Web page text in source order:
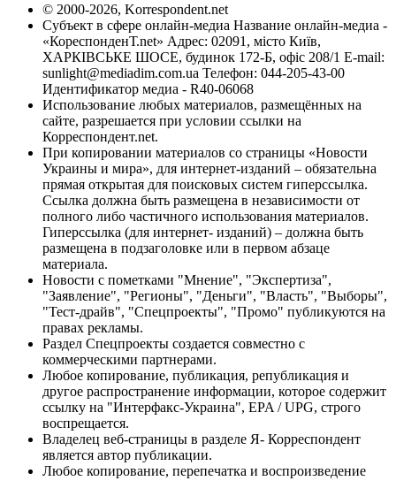
© 2000-2026, Korrespondent.net
Субъект в сфере онлайн-медиа Название онлайн-медиа -
«КореспонденТ.net» Адрес: 02091, місто Київ,
ХАРКІВСЬКЕ ШОСЕ, будинок 172-Б, офіс 208/1 E-mail:
sunlight@mediadim.com.ua Телефон: 044-205-43-00
Идентификатор медиа - R40-06068
Использование любых материалов, размещённых на
сайте, разрешается при условии ссылки на
Корреспондент.net.
При копировании материалов со страницы «Новости
Украины и мира», для интернет-изданий – обязательна
прямая открытая для поисковых систем гиперссылка.
Ссылка должна быть размещена в независимости от
полного либо частичного использования материалов.
Гиперссылка (для интернет- изданий) – должна быть
размещена в подзаголовке или в первом абзаце
материала.
Новости с пометками "Мнение", "Экспертиза",
"Заявление", "Регионы", "Деньги", "Власть", "Выборы",
"Тест-драйв", "Спецпроекты", "Промо" публикуются на
правах рекламы.
Раздел Спецпроекты создается совместно с
коммерческими партнерами.
Любое копирование, публикация, републикация и
другое распространение информации, которое содержит
ссылку на "Интерфакс-Украина", EPA / UPG, строго
воспрещается.
Владелец веб-страницы в разделе Я- Корреспондент
является автор публикации.
Любое копирование, перепечатка и воспроизведение